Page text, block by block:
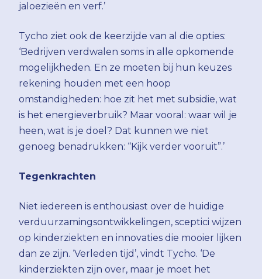
jaloezieën en verf.’
Tycho ziet ook de keerzijde van al die opties:
‘Bedrijven verdwalen soms in alle opkomende
mogelijkheden. En ze moeten bij hun keuzes
rekening houden met een hoop
omstandigheden: hoe zit het met subsidie, wat
is het energieverbruik? Maar vooral: waar wil je
heen, wat is je doel? Dat kunnen we niet
genoeg benadrukken: “Kijk verder vooruit”.’
Tegenkrachten
Niet iedereen is enthousiast over de huidige
verduurzamingsontwikkelingen, sceptici wijzen
op kinderziekten en innovaties die mooier lijken
dan ze zijn. ‘Verleden tijd’, vindt Tycho. ‘De
kinderziekten zijn over, maar je moet het